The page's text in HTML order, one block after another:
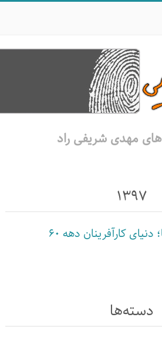
مهدی شریفی راد
۱۳۹۷
کارآفرینان دهه 60
دسته‌ها